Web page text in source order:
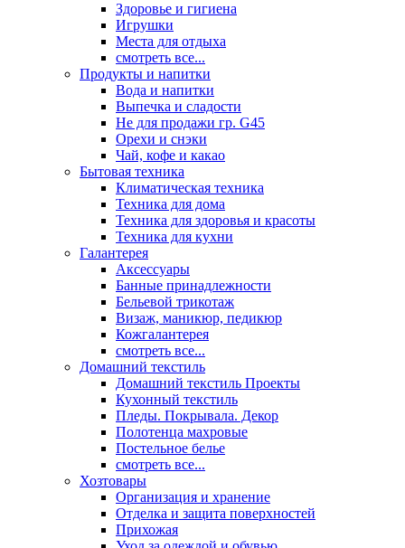
Здоровье и гигиена
Игрушки
Места для отдыха
смотреть все...
Продукты и напитки
Вода и напитки
Выпечка и сладости
Не для продажи гр. G45
Орехи и снэки
Чай, кофе и какао
Бытовая техника
Климатическая техника
Техника для дома
Техника для здоровья и красоты
Техника для кухни
Галантерея
Аксессуары
Банные принадлежности
Бельевой трикотаж
Визаж, маникюр, педикюр
Кожгалантерея
смотреть все...
Домашний текстиль
Домашний текстиль Проекты
Кухонный текстиль
Пледы. Покрывала. Декор
Полотенца махровые
Постельное белье
смотреть все...
Хозтовары
Организация и хранение
Отделка и защита поверхностей
Прихожая